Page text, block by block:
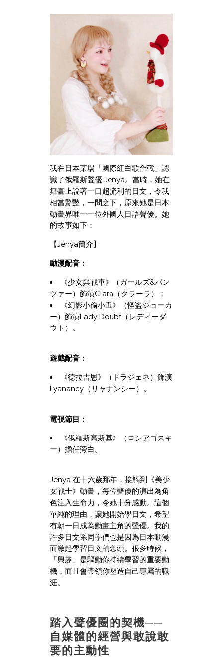
我在日本某場「國際紅白歌合戰」認
識了俄羅斯聲優 Jenya。當時，她在
舞臺上說著一口超流利的日文，令我
相當驚豔，一問之下，原來她是日本
動畫界唯一一位外國人日語聲優。她
的故事如下：
【Jenya簡介】
動漫配音：
《少女與戰車》（ガールズ&パン
ツァー）飾演Clara（クラーラ）；
《幻影小偷小丑》（怪盗ジョーカ
ー）飾演Lady Doubt（レディーダ
ウト）。
遊戲配音：
《德拉吉恩》（ドラジェネ）飾演
Lyanancy（リャナンシー）。
電視節目：
《俄羅斯高斯基》（ロシアゴスキ
ー）擔任旁白。
Jenya 在十六歲那年，接觸到《美少
女戰士》動畫，每位聲優的演出為角
色注入生命力，令她十分感動。這個
單純的理由，讓她開始學日文，希望
有朝一日成為動畫主角的聲優。我的
許多日文系同學們也是因為日本動漫
而激起學習日文的念頭。很多時候，
「興趣」是驅動你持續學習的重要動
機，而且會帶領你塑造自己專屬的職
涯。
踏入聲優圈的契機──
自媒體的經營與敢說敢
要的主動性